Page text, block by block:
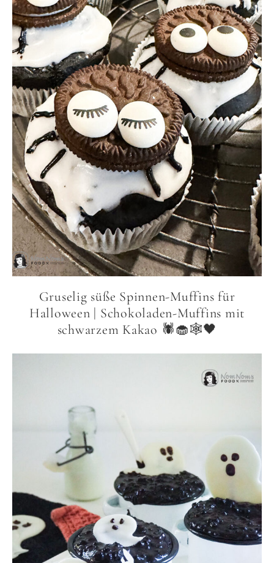
Gruselig süße Spinnen-Muffins für
Halloween | Schokoladen-Muffins mit
schwarzem Kakao 🕷️🧁🕸️🖤